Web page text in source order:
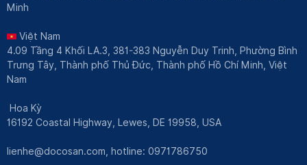
Minh
Việt Nam
4.09 Tầng 4 Khối LA.3, 381-383 Nguyễn Duy Trinh, Phường Bình
Trưng Tây, Thành phố Thủ Đức, Thành phố Hồ Chí Minh, Việt
Nam
Hoa Kỳ
16192 Coastal Highway, Lewes, DE 19958, USA
lienhe@docosan.com , hotline: 0971786750